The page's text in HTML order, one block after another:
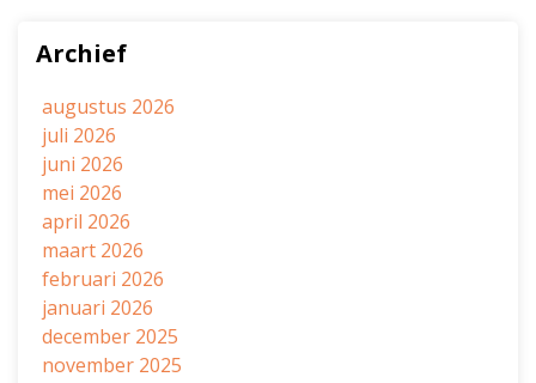
Archief
augustus 2026
juli 2026
juni 2026
mei 2026
april 2026
maart 2026
februari 2026
januari 2026
december 2025
november 2025